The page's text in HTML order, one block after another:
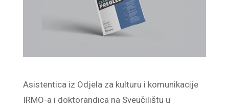
Asistentica iz Odjela za kulturu i komunikacije
IRMO-a i doktorandica na Sveučilištu u